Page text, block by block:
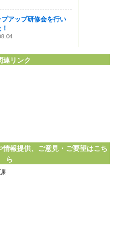
プアップ研修会を行い
連リンク
情報提供、ご意見・ご要望はこち
ら